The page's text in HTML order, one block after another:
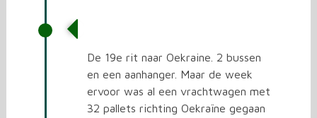
De 19e rit naar Oekraine. 2 bussen
en een aanhanger. Maar de week
ervoor was al een vrachtwagen met
32 pallets richting Oekraïne gegaan